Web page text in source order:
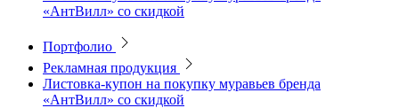
«АнтВилл» со скидкой
Портфолио
Рекламная продукция
Листовка-купон на покупку муравьев бренда
«АнтВилл» со скидкой